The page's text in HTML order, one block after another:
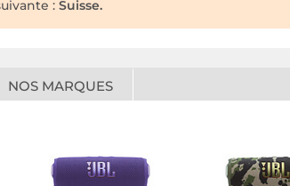
: Suisse.
NOS MARQUES